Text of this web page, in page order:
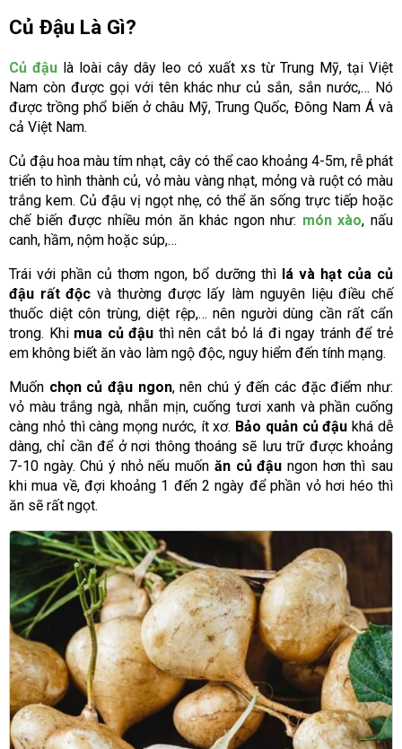
Củ Đậu Là Gì?
Củ đậu là loài cây dây leo có xuất xs từ Trung Mỹ, tại Việt
Nam còn được gọi với tên khác như củ sắn, sắn nước,… Nó
được trồng phổ biến ở châu Mỹ, Trung Quốc, Đông Nam Á và
cả Việt Nam.
Củ đậu hoa màu tím nhạt, cây có thể cao khoảng 4-5m, rễ phát
triển to hình thành củ, vỏ màu vàng nhạt, mỏng và ruột có màu
trắng kem. Củ đậu vị ngọt nhẹ, có thể ăn sống trực tiếp hoặc
chế biến được nhiều món ăn khác ngon như: món xào, nấu
canh, hầm, nộm hoặc súp,…
Trái với phần củ thơm ngon, bổ dưỡng thì lá và hạt của củ
đậu rất độc và thường được lấy làm nguyên liệu điều chế
thuốc diệt côn trùng, diệt rệp,… nên người dùng cần rất cẩn
trong. Khi mua củ đậu thì nên cắt bỏ lá đi ngay tránh để trẻ
em không biết ăn vào làm ngộ độc, nguy hiểm đến tính mạng.
Muốn chọn củ đậu ngon, nên chú ý đến các đặc điểm như:
vỏ màu trắng ngà, nhẵn mịn, cuống tươi xanh và phần cuống
càng nhỏ thì càng mọng nước, ít xơ. Bảo quản củ đậu khá dễ
dàng, chỉ cần để ở nơi thông thoáng sẽ lưu trữ được khoảng
7-10 ngày. Chú ý nhỏ nếu muốn ăn củ đậu ngon hơn thì sau
khi mua về, đợi khoảng 1 đến 2 ngày để phần vỏ hơi héo thì
ăn sẽ rất ngọt.